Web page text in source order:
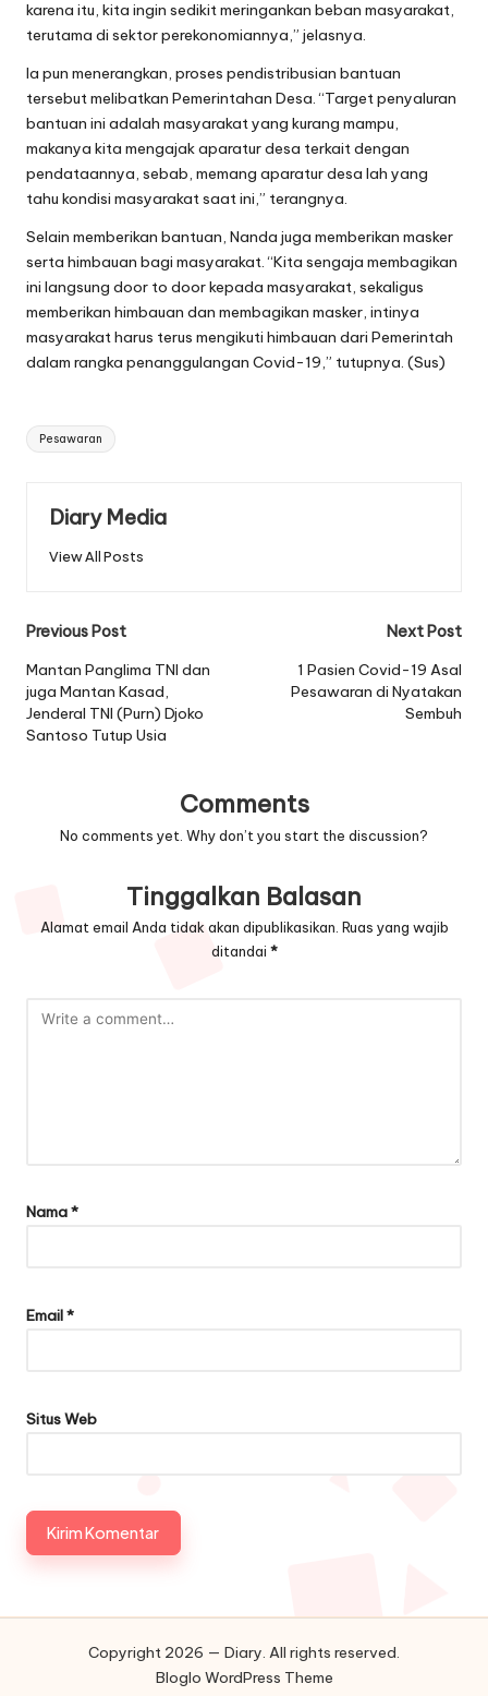
karena itu, kita ingin sedikit meringankan beban masyarakat,
terutama di sektor perekonomiannya,” jelasnya.
Ia pun menerangkan, proses pendistribusian bantuan
tersebut melibatkan Pemerintahan Desa. “Target penyaluran
bantuan ini adalah masyarakat yang kurang mampu,
makanya kita mengajak aparatur desa terkait dengan
pendataannya, sebab, memang aparatur desa lah yang
tahu kondisi masyarakat saat ini,” terangnya.
Selain memberikan bantuan, Nanda juga memberikan masker
serta himbauan bagi masyarakat. “Kita sengaja membagikan
ini langsung door to door kepada masyarakat, sekaligus
memberikan himbauan dan membagikan masker, intinya
masyarakat harus terus mengikuti himbauan dari Pemerintah
dalam rangka penanggulangan Covid-19,” tutupnya. (Sus)
Tags:
Pesawaran
Diary Media
View All Posts
Post
navigation
Previous Post
Mantan Panglima TNI dan
juga Mantan Kasad,
Jenderal TNI (Purn) Djoko
Santoso Tutup Usia
Next Post
1 Pasien Covid-19 Asal
Pesawaran di Nyatakan
Sembuh
Comments
No comments yet. Why don’t you start the discussion?
Tinggalkan Balasan
Alamat email Anda tidak akan dipublikasikan. Ruas yang wajib
ditandai *
Nama*
Email*
Situs Web
Copyright 2026 — Diary. All rights reserved.
Bloglo WordPress Theme